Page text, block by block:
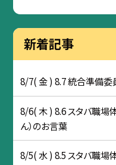
新着記事
8/7( 金 ) 8.7 統合準備
8/6( 木 ) 8.6 スタバ職場
ん）のお言葉
8/5( 水 ) 8.5 スタバ職場